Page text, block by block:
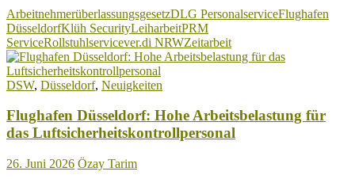
Ein
und
derselbe
Geschäftsführer,
zwei
Unternehmen
ver.di
kritisiert
Leiharbeit
im
Rollstuhlservice!
ArbeitnehmerüberlassungsgesetzDLG PersonalserviceFlughafen
DüsseldorfKlüh SecurityLeiharbeitPRM
ServiceRollstuhlservicever.di NRWZeitarbeit
DSW, Düsseldorf, Neuigkeiten
Flughafen Düsseldorf: Hohe Arbeitsbelastung für
das Luftsicherheitskontrollpersonal
26. Juni 2026 Özay Tarim